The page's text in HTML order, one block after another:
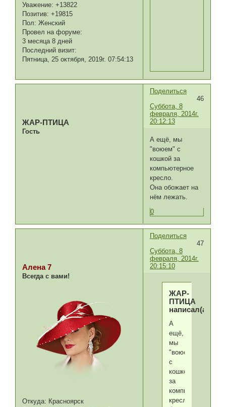
Уважение: +13822
Позитив: +19815
Пол: Женский
Провел на форуме:
3 месяца 8 дней
Последний визит:
Пятница, 25 октября, 2019г. 07:54:13
Поделиться
46
Суббота, 8
февраля, 2014г.
20:12:13
ЖАР-ПТИЦА
Гость
А ещё, мы
"воюем" с
кошкой за
компьютерное
кресло.
Она обожает на
нём лежать.
0
Поделиться
47
Суббота, 8
февраля, 2014г.
20:15:10
Алена 7
Всегда с вами!
Откуда: Красноярск
ЖАР-
ПТИЦА
написал(а):
А
ещё,
мы
"воюем"
с
кошкой
за
компьютерное
кресло.